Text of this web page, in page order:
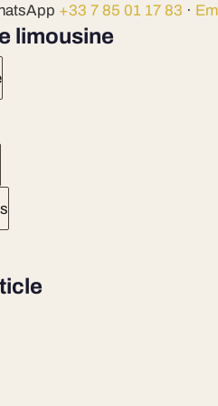
+33 7 85 01 17 83 ·
limousine